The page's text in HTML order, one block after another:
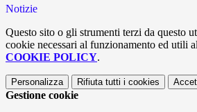
Notizie
Questo sito o gli strumenti terzi da questo
cookie necessari al funzionamento ed utili
COOKIE POLICY.
Personalizza Rifiuta tutti i cookies
Gestione cookie